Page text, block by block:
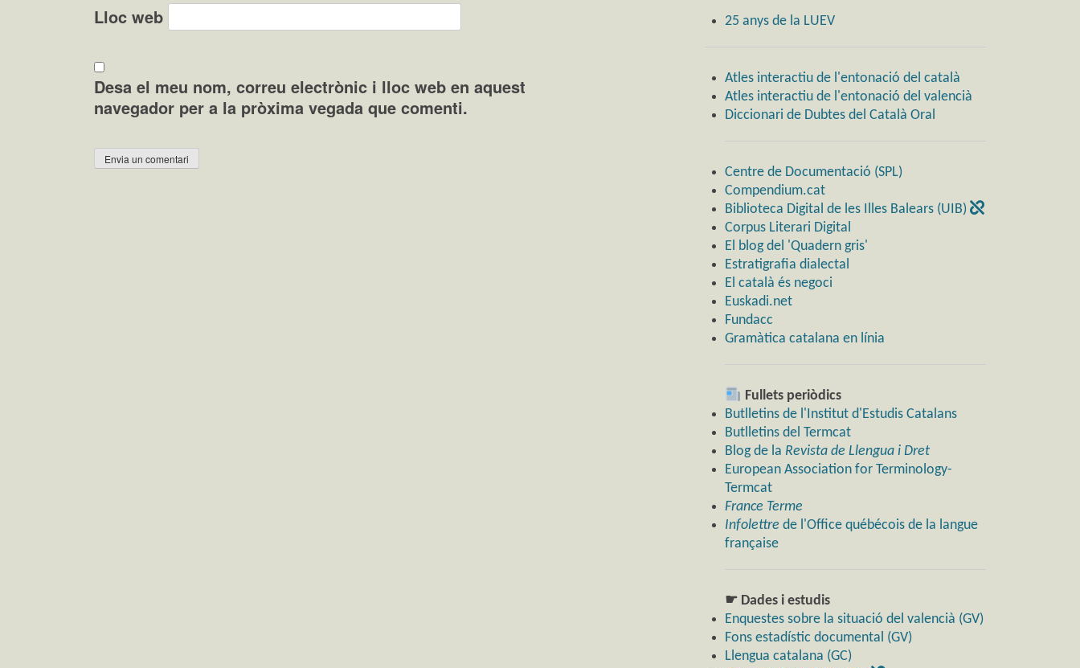
Lloc web
Desa el meu nom, correu electrònic i lloc web en aquest
navegador per a la pròxima vegada que comenti.
25 anys de la LUEV
Atles interactiu de l'entonació del català
Atles interactiu de l'entonació del valencià
Diccionari de Dubtes del Català Oral
Centre de Documentació (SPL)
Compendium.cat
Biblioteca Digital de les Illes Balears (UIB)
Corpus Literari Digital
El blog del 'Quadern gris'
Estratigrafia dialectal
El català és negoci
Euskadi.net
Fundacc
Gramàtica catalana en línia
Fullets periòdics
Butlletins de l'Institut d'Estudis Catalans
Butlletins del Termcat
Blog de la Revista de Llengua i Dret
European Association for Terminology-
Termcat
France Terme
Infolettre de l'Office québécois de la langue
française
☛ Dades i estudis
Enquestes sobre la situació del valencià (GV)
Fons estadístic documental (GV)
Llengua catalana (GC)